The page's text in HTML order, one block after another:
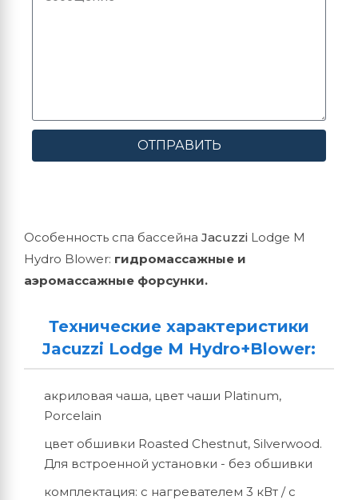
ОТПРАВИТЬ
Особенность спа бассейна Jacuzzi Lodge M
Hydro Blower: гидромассажные и
аэромассажные форсунки.
Технические характеристики
Jacuzzi Lodge M Hydro+Blower:
акриловая чаша, цвет чаши Platinum,
Porcelain
цвет обшивки Roasted Chestnut, Silverwood.
Для встроенной установки - без обшивки
комплектация: с нагревателем 3 кВт / с